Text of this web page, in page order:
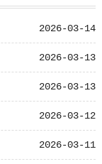
2026-03-14
2026-03-13
2026-03-13
2026-03-12
2026-03-11